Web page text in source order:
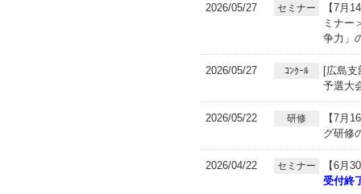
2026/05/27 セミナー
【7月
ミナー
争力」
2026/05/27 ｺﾝｸｰﾙ
[広島支
予選大
2026/05/22 研修
【7月
グ研修
2026/04/22 セミナー
【6月
受付終